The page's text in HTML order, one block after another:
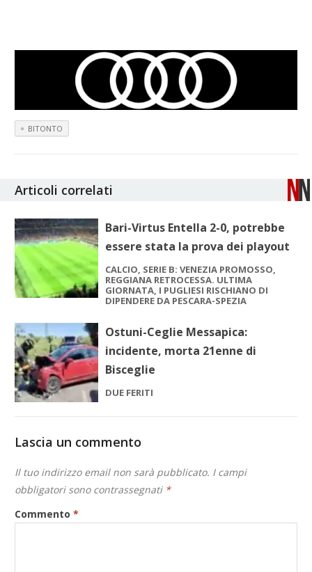
BITONTO
Articoli correlati
Bari-Virtus Entella 2-0, potrebbe
essere stata la prova dei playout
CALCIO, SERIE B: VENEZIA PROMOSSO,
REGGIANA RETROCESSA. ULTIMA
GIORNATA, I PUGLIESI RISCHIANO DI
DIPENDERE DA PESCARA-SPEZIA
Ostuni-Ceglie Messapica:
incidente, morta 21enne di
Bisceglie
DUE FERITI
Lascia un commento
Il tuo indirizzo email non sarà pubblicato. I campi
obbligatori sono contrassegnati *
Commento*